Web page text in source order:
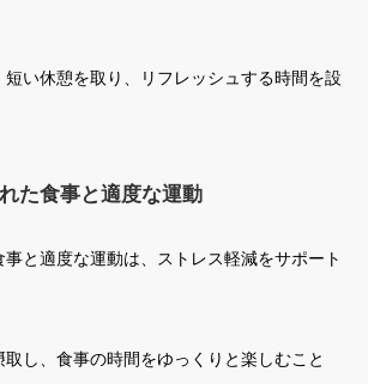
い休憩を取り、リフレッシュする時間を設
た食事と適度な運動
と適度な運動は、ストレス軽減をサポート
し、食事の時間をゆっくりと楽しむこと